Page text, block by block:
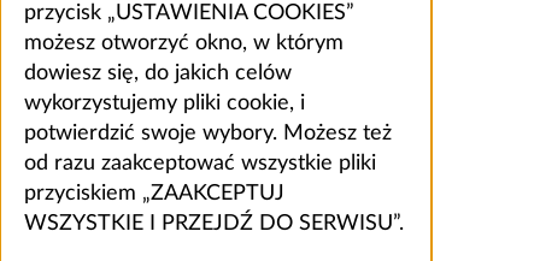
przycisk „USTAWIENIA COOKIES”
możesz otworzyć okno, w którym
dowiesz się, do jakich celów
wykorzystujemy pliki cookie, i
potwierdzić swoje wybory. Możesz też
od razu zaakceptować wszystkie pliki
przyciskiem „ZAAKCEPTUJ
WSZYSTKIE I PRZEJDŹ DO SERWISU”.